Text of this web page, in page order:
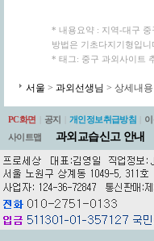
* 내용요약 : 지역-대구 중
방법은 기초다지기형입니
* 태그: 중구 과외사이트
서울 > 과외선생님 > 상세내용
PC화면 공지 개인정보취급방침
사이트맵
과외교습신고 안내